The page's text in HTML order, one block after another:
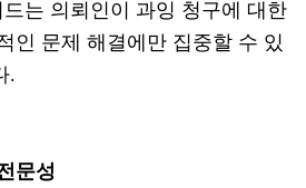
드는 의뢰인이 과잉 청구에 대한
인 문제 해결에만 집중할 수 있
.
문성